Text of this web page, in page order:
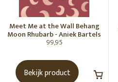
Meet Me at the Wall Behang
Moon Rhubarb - Aniek Bartels
99,95
Bekijk product